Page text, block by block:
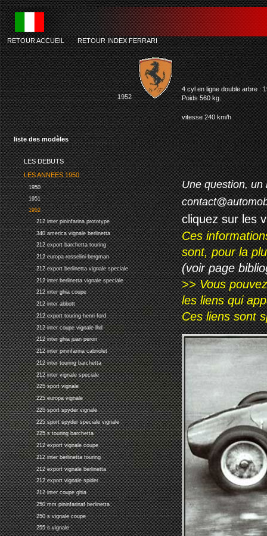
liste des modèles
LES DEBUTS
LES ANNEES 1950
1950
1951
1952
212 inter pininfarina prototype
340 america vignale berlinetta
212 export barchetta touring
212 europa rosselini-bergman
212 export berlinetta vignale speciale
212 inter berlinetta vignale speciale
212 inter ghia coupe
212 inter abbott
212 export touring henri ford
212 inter coupe vignale lhd
212 inter ghia juan peron
212 inter pininfarina cabriolet
212 inter touring barchetta
212 inter vignale speciale
225 sport vignale
225 europa vignale
225 sport spyder vignale
225 sport spyder speciale vignale
225 s touring barchetta
212 export vignale coupe
212 inter berlinetta touring
212 export vignale berlinetta
212 export vignale spider
212 inter coupe ghia
250 mm pininfarinaf berlinetta
250 s vignale coupe
255 s vignale
ferrari
RETOUR ACCUEIL-RETOUR INDEX FERRARI
1952
4 cyl en ligne double arbre :
Poids 560 kg.
vitesse 240 km/h
Une question, un
cliquez sur les
Ces
sont, pour la
(voir page
>> Vous
les liens qui
Ces liens sont